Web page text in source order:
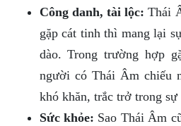
Công danh, tài lộc: Thái
gặp cát tinh thì mang lại
dào. Trong trường hợp
người có Thái Âm chiếu
khó khăn, trắc trở trong
Sức khỏe: Sao Thái Âm